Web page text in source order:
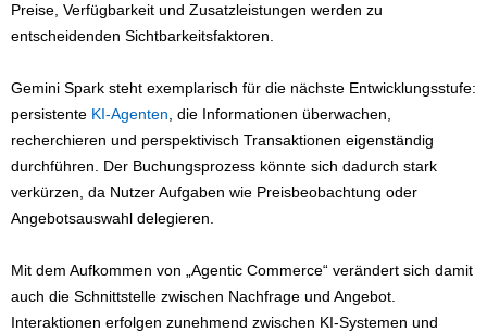
Preise, Verfügbarkeit und Zusatzleistungen werden zu
entscheidenden Sichtbarkeitsfaktoren.
Gemini Spark steht exemplarisch für die nächste Entwicklungsstufe:
persistente KI-Agenten , die Informationen überwachen,
recherchieren und perspektivisch Transaktionen eigenständig
durchführen. Der Buchungsprozess könnte sich dadurch stark
verkürzen, da Nutzer Aufgaben wie Preisbeobachtung oder
Angebotsauswahl delegieren.
Mit dem Aufkommen von „Agentic Commerce“ verändert sich damit
auch die Schnittstelle zwischen Nachfrage und Angebot.
Interaktionen erfolgen zunehmend zwischen KI-Systemen und